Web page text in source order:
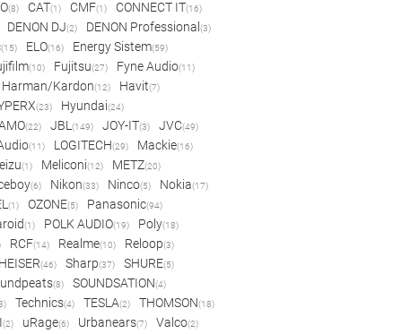
(8) CAT(1) CMF(1) CONNECT IT(16)
DENON DJ(2) DENON Professional (3)
(15) ELO(16) Energy Sistem(59)
(10) Fujitsu(27) Fyne Audio(11)
Harman/Kardon(12) Havit(7)
(23) Hyundai(24)
(22) JBL(149) JOY-IT(3) JVC(49)
(11) LOGITECH(29) Mackie(16)
(1) Meliconi(12) METZ(20)
(6) Nikon(33) Ninco(5) Nokia(17)
(1) OZONE(5) Panasonic(94)
(1) POLK AUDIO(19) Poly(18)
RCF(14) Realme(10) Reloop(3)
(46) Sharp(37) SHURE(5)
(8) SOUNDSATION(4)
Technics(4) TESLA(2) THOMSON(18)
(2) uRage(6) Urbanears(7) Valco(2)